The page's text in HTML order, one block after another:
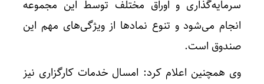
سرمایه‌گذاری و اوراق مختلف توسط این مجموعه
انجام می‌شود و تنوع نماد‌ها از ویژگی‌های مهم این
صندوق است.
وی همچنین اعلام کرد: امسال خدمات کارگزاری نیز